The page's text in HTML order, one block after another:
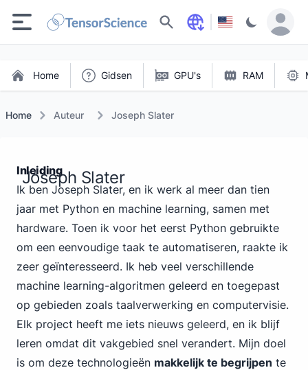
Zoeken
Home Gidsen GPU's RAM
Home Auteur Joseph Slater
Inleiding
Joseph Slater
Ik ben Joseph Slater, en ik werk al meer dan tien
jaar met Python en machine learning, samen met
hardware. Toen ik voor het eerst Python gebruikte
om een eenvoudige taak te automatiseren, raakte ik
zeer geïnteresseerd. Ik heb veel verschillende
machine learning-algoritmen geleerd en toegepast
op gebieden zoals taalverwerking en computervisie.
Elk project heeft me iets nieuws geleerd, en ik blijf
leren omdat dit vakgebied snel verandert. Mijn doel
is om deze technologieën makkelijk te begrijpen te